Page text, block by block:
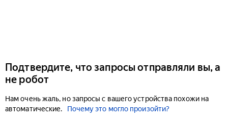
Подтвердите, что запросы отправляли вы, а
не робот
Нам очень жаль, но запросы с вашего устройства похожи на
автоматические.
Почему это могло произойти?